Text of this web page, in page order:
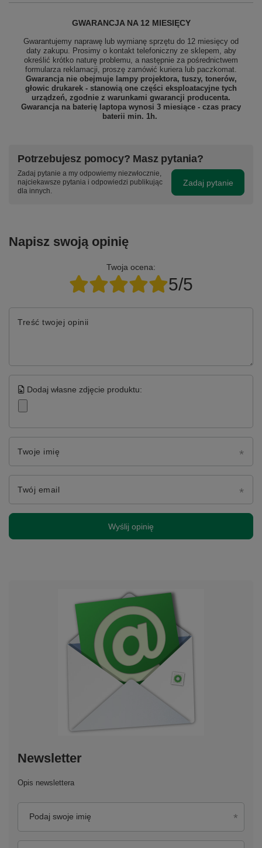
GWARANCJA NA 12 MIESIĘCY
Gwarantujemy naprawę lub wymianę sprzętu do 12 miesięcy od
daty zakupu. Prosimy o kontakt telefoniczny ze sklepem, aby
określić krótko naturę problemu, a następnie za pośrednictwem
formularza reklamacji, proszę zamówić kuriera lub paczkomat.
Gwarancja nie obejmuje lampy projektora, tuszy, tonerów,
głowic drukarek - stanowią one części eksploatacyjne tych
urządzeń, zgodnie z warunkami gwarancji producenta.
Gwarancja na baterię laptopa wynosi 3 miesiące - czas pracy
baterii min. 1h.
Potrzebujesz pomocy? Masz pytania?
Zadaj pytanie a my odpowiemy niezwłocznie,
najciekawsze pytania i odpowiedzi publikując
dla innych.
Zadaj pytanie
Napisz swoją opinię
Twoja ocena:
5/5
Treść twojej opinii
Dodaj własne zdjęcie produktu:
Twoje imię
Twój email
Wyślij opinię
Newsletter
Opis newslettera
Podaj swoje imię